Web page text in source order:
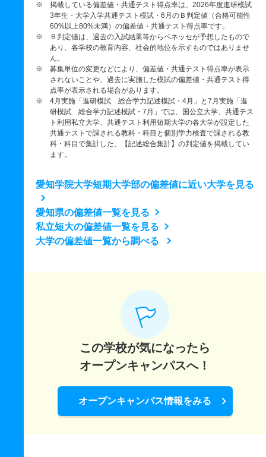
※ 掲載している偏差値・共通テスト得点率は、2026年度進研模試
3年生・大学入学共通テスト模試・6月のＢ判定値（合格可能性
60%以上80%未満）の偏差値・共通テスト得点率です。
※ Ｂ判定値は、過去の入試結果等からベネッセが予想したもので
あり、各学校の教育内容、社会的地位を示すものではありませ
ん。
※ 募集単位の変更などにより、偏差値・共通テスト得点率が表示
されないことや、過去に実施した模試の偏差値・共通テスト得
点率が表示される場合があります。
※ 4月実施「進研模試 総合学力記述模試・4月」と7月実施「進
研模試 総合学力記述模試・7月」では、国公立大学、共通テス
ト利用私立大学、共通テスト利用短期大学の各大学が設定した
共通テストで課される教科・科目と個別学力検査で課される教
科・科目で集計した、【記述総合集計】の判定値を掲載してい
ます。
愛知学院大学短期大学部の偏差値に近い大学を見る
愛知県の偏差値一覧を見る
私立短大の偏差値一覧を見る
大学の偏差値一覧から調べる
この学校が気になったら
オープンキャンパスへ！
オープンキャンパス情報をみる